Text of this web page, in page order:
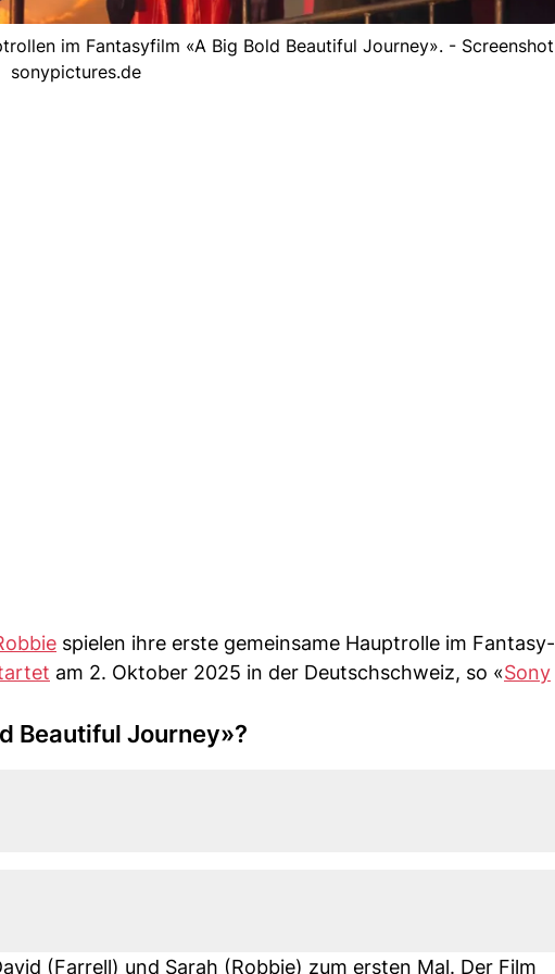
im Fantasyfilm «A Big Bold Beautiful Journey». - Screenshot
sonypictures.de
spielen ihre erste gemeinsame Hauptrolle im Fantasy-
am 2. Oktober 2025 in der Deutschschweiz, so «Sony
Beautiful Journey»?
(Farrell) und Sarah (Robbie) zum ersten Mal. Der Film